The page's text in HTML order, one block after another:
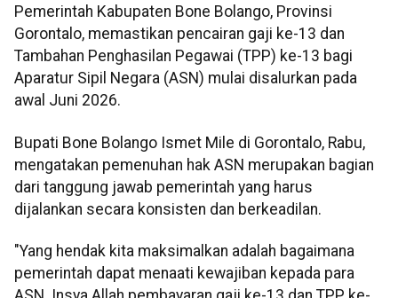
Pemerintah Kabupaten Bone Bolango, Provinsi
Gorontalo, memastikan pencairan gaji ke-13 dan
Tambahan Penghasilan Pegawai (TPP) ke-13 bagi
Aparatur Sipil Negara (ASN) mulai disalurkan pada
awal Juni 2026.
Bupati Bone Bolango Ismet Mile di Gorontalo, Rabu,
mengatakan pemenuhan hak ASN merupakan bagian
dari tanggung jawab pemerintah yang harus
dijalankan secara konsisten dan berkeadilan.
"Yang hendak kita maksimalkan adalah bagaimana
pemerintah dapat menaati kewajiban kepada para